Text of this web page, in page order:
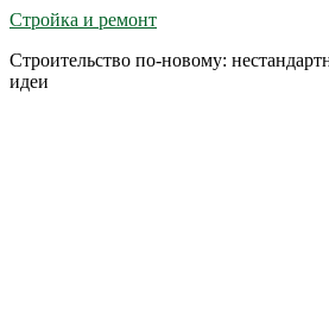
Стройка и ремонт
Строительство по-новому:
идеи